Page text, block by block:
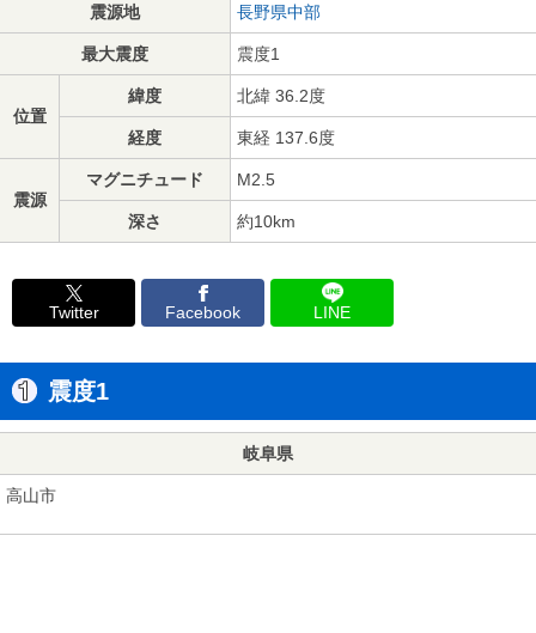
震源地 長野県中部
最大震度 震度1
位置
緯度 北緯 36.2度
経度 東経 137.6度
震源
マグニチュード M2.5
深さ 約10km
Twitter Facebook LINE
震度1
岐阜県
高山市